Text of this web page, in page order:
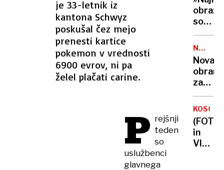
je 33-letnik iz
kantona Schwyz
poskušal čez mejo
prenesti kartice
pokemon ​v vrednosti
6900 evrov, ni pa
želel plačati carine.
P rejšnji
teden
so
uslužbenci
glavnega
globok
prepad
primer,
ki je
osupnil
obraz
pod
Stasi
jo je
celo
v
Nova
za
pred
jih
bodo
KOSOVO
(FOTO
in
VIDEO)